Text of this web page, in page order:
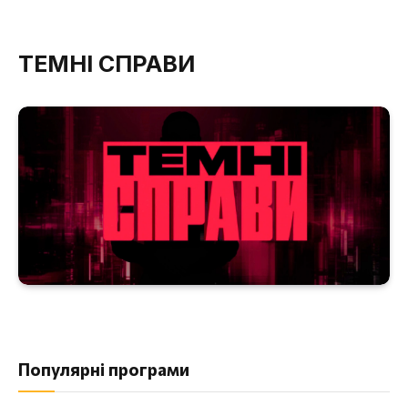
ТЕМНІ СПРАВИ
Популярні програми